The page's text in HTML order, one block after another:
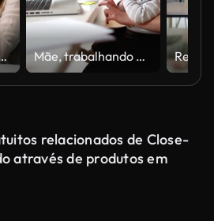
laptop e o smartphone na mesa Mãe, trabalhando em casa
relacionados de Close-
através de produtos em